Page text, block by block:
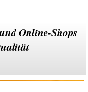
Online-Shops